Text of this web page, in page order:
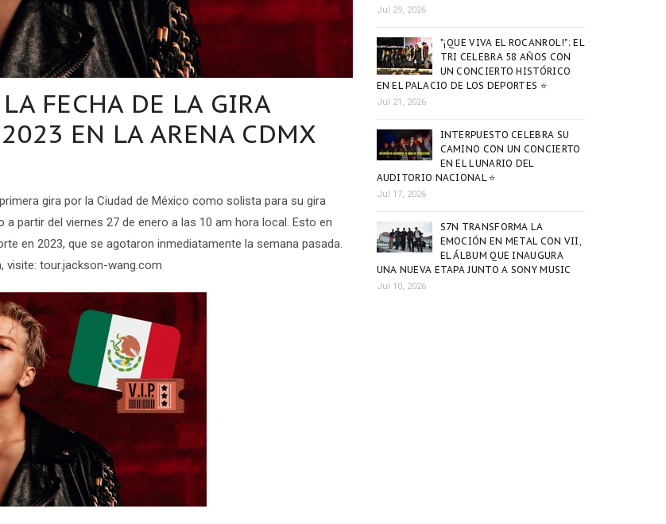
FECHA DE LA GIRA
EN LA ARENA CDMX
gira por la Ciudad de México como solista para su gira
partir del viernes 27 de enero a las 10 am hora local. Esto en
en 2023, que se agotaron inmediatamente la semana pasada.
visite: tour.jackson-wang.com
Jul 29, 2026
"¡QUE VIVA EL ROCANROL!": EL
TRI CELEBRA 58 AÑOS CON
UN CONCIERTO HISTÓRICO
EN EL PALACIO DE LOS DEPORTES ⭐
Jul 21, 2026
INTERPUESTO CELEBRA SU
CAMINO CON UN CONCIERTO
EN EL LUNARIO DEL
AUDITORIO NACIONAL ⭐
Jul 17, 2026
S7N TRANSFORMA LA
EMOCIÓN EN METAL CON VII,
EL ÁLBUM QUE INAUGURA
UNA NUEVA ETAPA JUNTO A SONY MUSIC
Jul 10, 2026